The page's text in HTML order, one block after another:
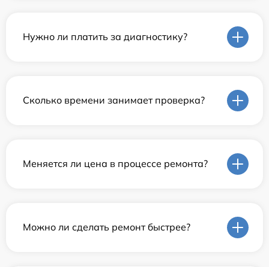
Нужно ли платить за диагностику?
Сколько времени занимает проверка?
Меняется ли цена в процессе ремонта?
Можно ли сделать ремонт быстрее?